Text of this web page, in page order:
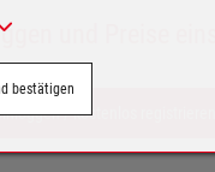
und Preise
/ kostenlos registrieren
bestätigen